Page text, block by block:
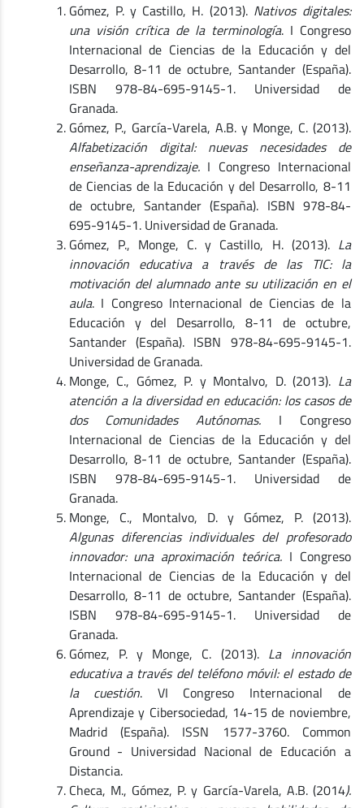
Gómez, P. y Castillo, H. (2013). Nativos digitales:
una visión crítica de la terminología. I Congreso
Internacional de Ciencias de la Educación y del
Desarrollo, 8-11 de octubre, Santander (España).
ISBN 978-84-695-9145-1. Universidad de
Granada.
Gómez, P., García-Varela, A.B. y Monge, C. (2013).
Alfabetización digital: nuevas necesidades de
enseñanza-aprendizaje.I Congreso Internacional
de Ciencias de la Educación y del Desarrollo, 8-11
de octubre, Santander (España). ISBN 978-84-
695-9145-1. Universidad de Granada.
Gómez, P., Monge, C. y Castillo, H. (2013). La
innovación educativa a través de las TIC: la
motivación del alumnado ante su utilización en el
aula. I Congreso Internacional de Ciencias de la
Educación y del Desarrollo, 8-11 de octubre,
Santander (España). ISBN 978-84-695-9145-1.
Universidad de Granada.
Monge, C., Gómez, P. y Montalvo, D. (2013). La
atención a la diversidad en educación: los casos de
dos Comunidades Autónomas.I Congreso
Internacional de Ciencias de la Educación y del
Desarrollo, 8-11 de octubre, Santander (España).
ISBN 978-84-695-9145-1. Universidad de
Granada.
Monge, C., Montalvo, D. y Gómez, P. (2013).
Algunas diferencias individuales del profesorado
innovador: una aproximación teórica.I Congreso
Internacional de Ciencias de la Educación y del
Desarrollo, 8-11 de octubre, Santander (España).
ISBN 978-84-695-9145-1. Universidad de
Granada.
Gómez, P. y Monge, C. (2013). La innovación
educativa a través del teléfono móvil: el estado de
la cuestión. VI Congreso Internacional de
Aprendizaje y Cibersociedad, 14-15 de noviembre,
Madrid (España). ISSN 1577-3760. Common
Ground - Universidad Nacional de Educación a
Distancia.
Checa, M., Gómez, P. y García-Varela, A.B. (2014).